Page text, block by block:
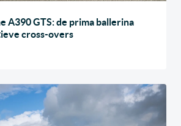
A390 GTS: de prima ballerina
cross-overs